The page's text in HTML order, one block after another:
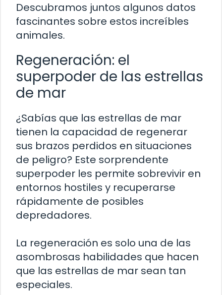
Descubramos juntos algunos datos
fascinantes sobre estos increíbles
animales.
Regeneración: el
superpoder de las estrellas
de mar
¿Sabías que las estrellas de mar
tienen la capacidad de regenerar
sus brazos perdidos en situaciones
de peligro? Este sorprendente
superpoder les permite sobrevivir en
entornos hostiles y recuperarse
rápidamente de posibles
depredadores.
La regeneración es solo una de las
asombrosas habilidades que hacen
que las estrellas de mar sean tan
especiales.